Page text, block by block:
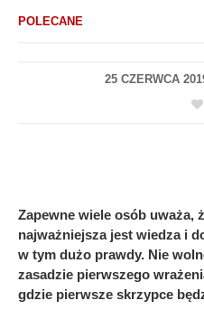
POLECANE
25 CZERWCA
Zapewne wiele osób uważa,
najważniejsza jest wiedza i
w tym dużo prawdy. Nie
zasadzie pierwszego
gdzie pierwsze skrzypce